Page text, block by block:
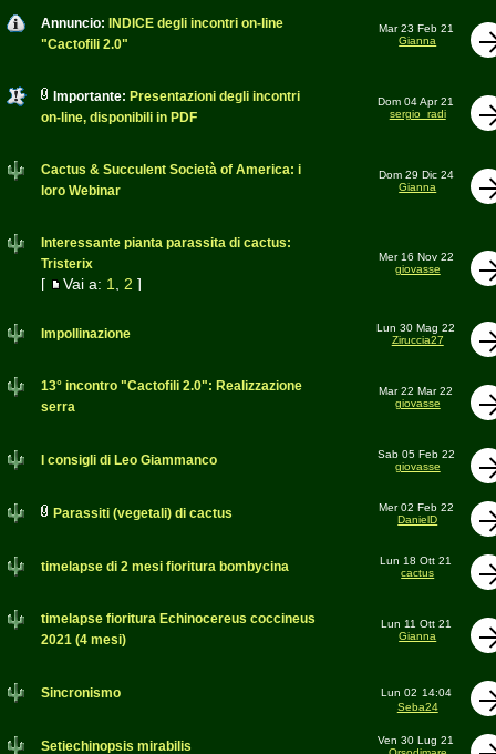
Annuncio:
INDICE degli incontri on-line
"Cactofili 2.0"
Mar 23 Feb 21
Gianna
Importante: Presentazioni degli incontri
on-line, disponibili in PDF
Dom 04 Apr 21
sergio_radi
Cactus & Succulent Società of America: i
loro Webinar
Dom 29 Dic 24
Gianna
Interessante pianta parassita di cactus:
Tristerix
[ Vai a: 1 2 ]
Mer 16 Nov 22
giovasse
Impollinazione
Lun 30 Mag 22
Ziruccia27
13° incontro "Cactofili 2.0": Realizzazione
serra
Mar 22 Mar 22
giovasse
I consigli di Leo Giammanco
Sab 05 Feb 22
giovasse
Parassiti (vegetali) di cactus
Mer 02 Feb 22
DanielD
timelapse di 2 mesi fioritura bombycina
Lun 18 Ott 21
cactus
timelapse fioritura Echinocereus coccineus
2021 (4 mesi)
Lun 11 Ott 21
Gianna
Sincronismo Lun 02 14:04
Seba24
Setiechinopsis mirabilis
Ven 30 Lug 21